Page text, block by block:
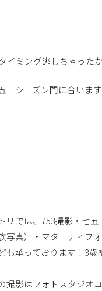
イミング逃しちゃった
三シーズン間に合いま
リでは、753撮影・七
写真）・マタニティフ
も承っております！3
撮影はフォトスタジオ